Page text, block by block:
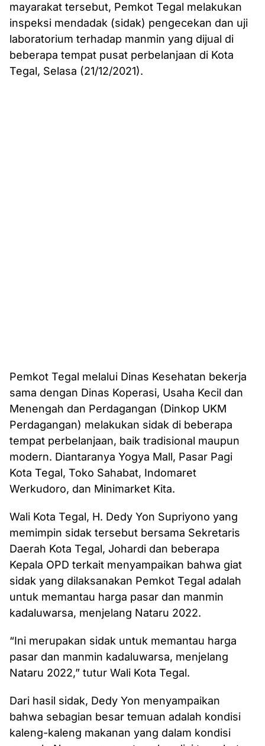
mayarakat tersebut, Pemkot Tegal melakukan
inspeksi mendadak (sidak) pengecekan dan uji
laboratorium terhadap manmin yang dijual di
beberapa tempat pusat perbelanjaan di Kota
Tegal, Selasa (21/12/2021).
Pemkot Tegal melalui Dinas Kesehatan bekerja
sama dengan Dinas Koperasi, Usaha Kecil dan
Menengah dan Perdagangan (Dinkop UKM
Perdagangan) melakukan sidak di beberapa
tempat perbelanjaan, baik tradisional maupun
modern. Diantaranya Yogya Mall, Pasar Pagi
Kota Tegal, Toko Sahabat, Indomaret
Werkudoro, dan Minimarket Kita.
Wali Kota Tegal, H. Dedy Yon Supriyono yang
memimpin sidak tersebut bersama Sekretaris
Daerah Kota Tegal, Johardi dan beberapa
Kepala OPD terkait menyampaikan bahwa giat
sidak yang dilaksanakan Pemkot Tegal adalah
untuk memantau harga pasar dan manmin
kadaluwarsa, menjelang Nataru 2022.
“Ini merupakan sidak untuk memantau harga
pasar dan manmin kadaluwarsa, menjelang
Nataru 2022,” tutur Wali Kota Tegal.
Dari hasil sidak, Dedy Yon menyampaikan
bahwa sebagian besar temuan adalah kondisi
kaleng-kaleng makanan yang dalam kondisi